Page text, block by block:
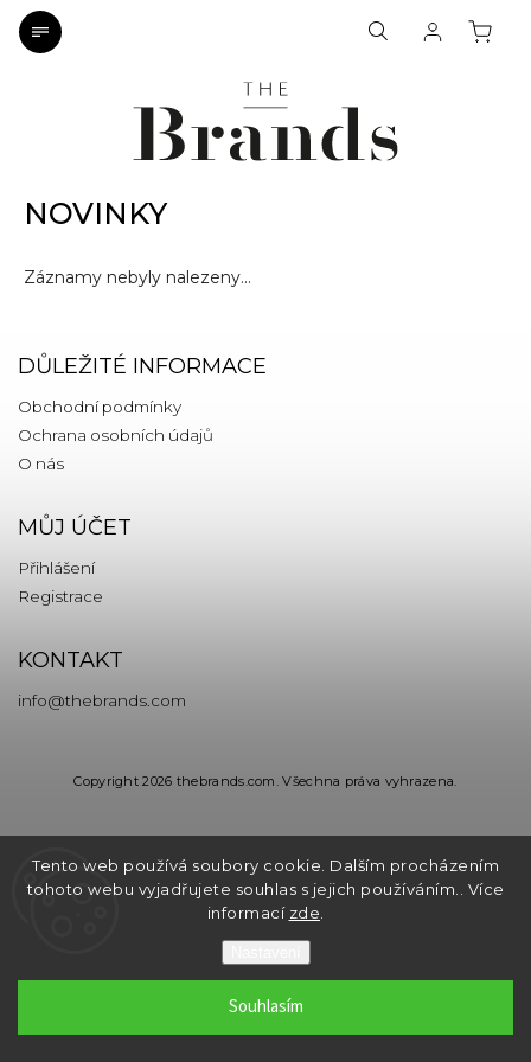
Tento web používá soubory cookie. Dalším procházením
tohoto webu vyjadřujete souhlas s jejich používáním.. Více
informací zde
Souhlasím
NOVINKY
Záznamy nebyly nalezeny...
DŮLEŽITÉ INFORMACE
Obchodní podmínky
Ochrana osobních údajů
O nás
MŮJ ÚČET
Přihlášení
Registrace
KONTAKT
info@thebrands.com
Copyright 2026 thebrands.com. Všechna práva vyhrazena.